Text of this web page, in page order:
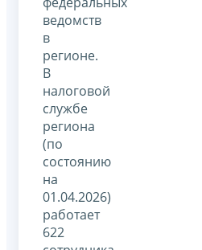
ведомств
в
регионе.
В
налоговой
службе
региона
(по
состоянию
на
01.04.2026)
работает
622